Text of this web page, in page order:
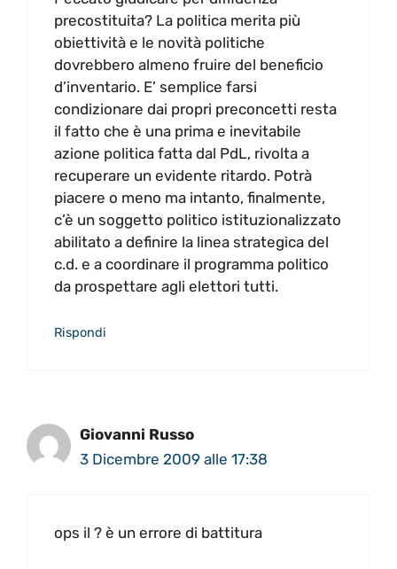
precostituita? La politica merita più
obiettività e le novità politiche
dovrebbero almeno fruire del beneficio
d’inventario. E’ semplice farsi
condizionare dai propri preconcetti resta
il fatto che è una prima e inevitabile
azione politica fatta dal PdL, rivolta a
recuperare un evidente ritardo. Potrà
piacere o meno ma intanto, finalmente,
c’è un soggetto politico istituzionalizzato
abilitato a definire la linea strategica del
c.d. e a coordinare il programma politico
da prospettare agli elettori tutti.
Rispondi
Giovanni Russo
3 Dicembre 2009 alle 17:38
ops il ? è un errore di battitura